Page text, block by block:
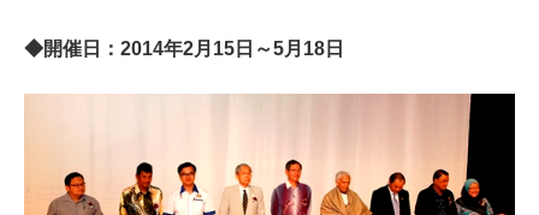
◆開催日：2014年2月15日～5月18日